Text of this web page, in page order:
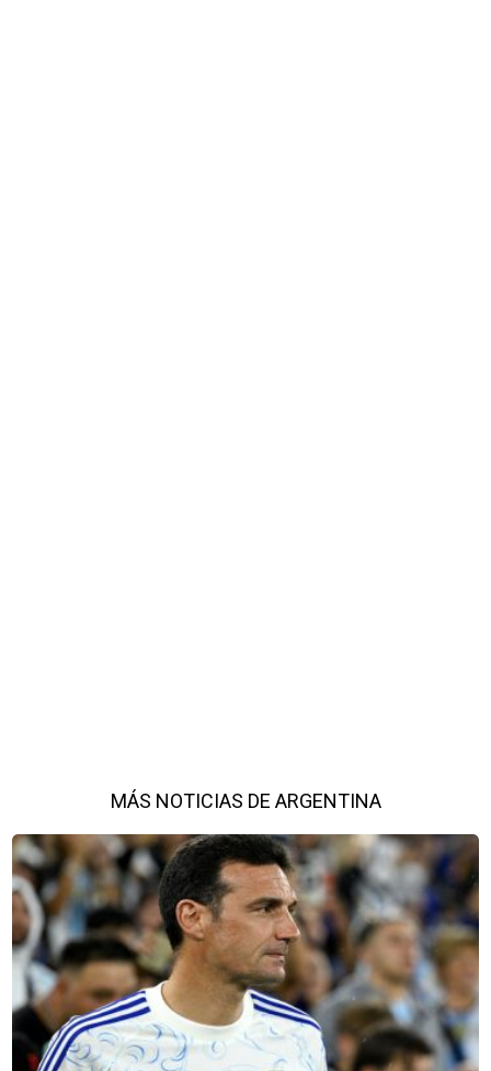
MÁS NOTICIAS DE ARGENTINA